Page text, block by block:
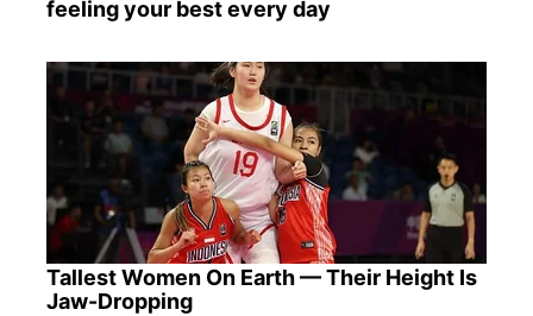
feeling your best every day
Tallest Women On Earth — Their Height Is
Jaw-Dropping